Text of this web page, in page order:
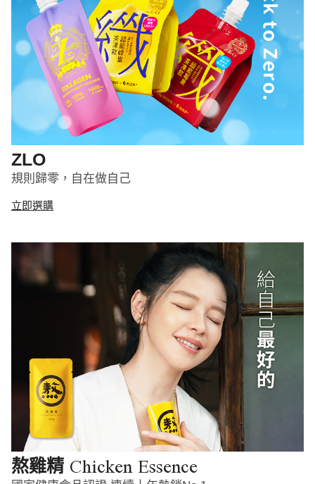
ZLO
規則歸零，自在做自己
立即選購
熬雞精 Chicken Essence